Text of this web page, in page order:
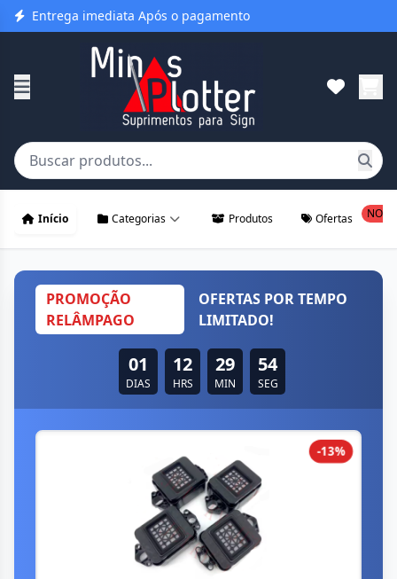
Entrega imediata Após o pagamento
Início Categorias Produtos Ofertas NOVO
PROMOÇÃO
RELÂMPAGO
OFERTAS POR TEMPO
LIMITADO!
01
DIAS
12
HRS
29
MIN
53
SEG
-13%